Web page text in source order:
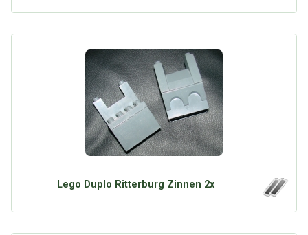
Lego Duplo Ritterburg Zinnen 2x